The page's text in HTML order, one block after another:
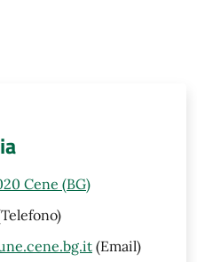
Cene (BG)
(Email)